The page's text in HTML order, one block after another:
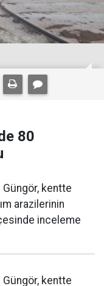
80
Güngör, kentte
arazilerinin
inceleme
Güngör, kentte